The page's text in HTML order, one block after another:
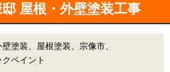
屋根・外壁塗装工事
壁塗装 屋根塗装
宗像市
ペイント